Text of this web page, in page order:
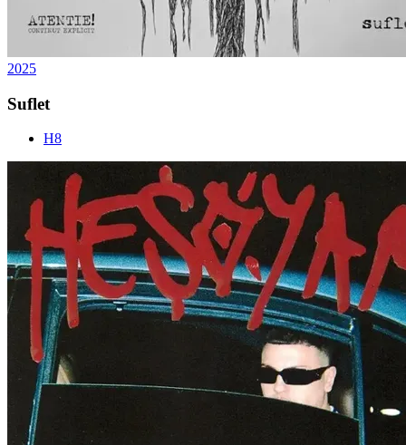
2025
Suflet
H8